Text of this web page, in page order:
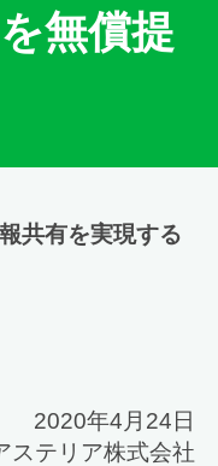
無償提
共有を実現する
2020年4月24日
ステリア株式会社